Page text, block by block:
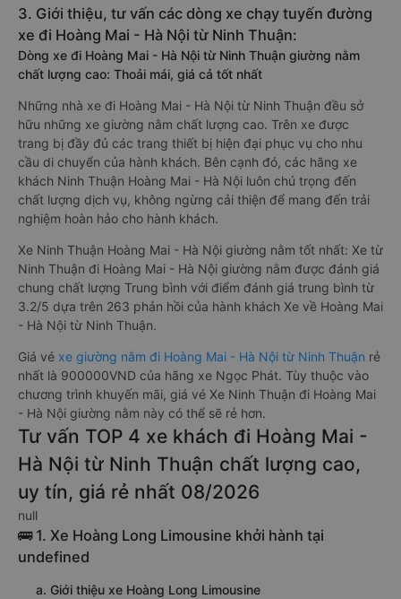
3. Giới thiệu, tư vấn các dòng xe chạy tuyến đường
xe đi Hoàng Mai - Hà Nội từ Ninh Thuận:
Dòng xe đi Hoàng Mai - Hà Nội từ Ninh Thuận giường nằm
chất lượng cao: Thoải mái, giá cả tốt nhất
Những nhà xe đi Hoàng Mai - Hà Nội từ Ninh Thuận đều sở
hữu những xe giường nằm chất lượng cao. Trên xe được
trang bị đầy đủ các trang thiết bị hiện đại phục vụ cho nhu
cầu di chuyển của hành khách. Bên cạnh đó, các hãng xe
khách Ninh Thuận Hoàng Mai - Hà Nội luôn chú trọng đến
chất lượng dịch vụ, không ngừng cải thiện để mang đến trải
nghiệm hoàn hảo cho hành khách.
Xe Ninh Thuận Hoàng Mai - Hà Nội giường nằm tốt nhất: Xe từ
Ninh Thuận đi Hoàng Mai - Hà Nội giường nằm được đánh giá
chung chất lượng Trung bình với điểm đánh giá trung bình từ
3.2/5 dựa trên 263 phản hồi của hành khách Xe về Hoàng Mai
- Hà Nội từ Ninh Thuận.
Giá vé xe giường nằm đi Hoàng Mai - Hà Nội từ Ninh Thuận rẻ
nhất là 900000VND của hãng xe Ngọc Phát. Tùy thuộc vào
chương trình khuyến mãi, giá vé Xe Ninh Thuận đi Hoàng Mai
- Hà Nội giường nằm này có thể sẽ rẻ hơn.
Tư vấn TOP 4 xe khách đi Hoàng Mai -
Hà Nội từ Ninh Thuận chất lượng cao,
uy tín, giá rẻ nhất 08/2026
null
🚌 1. Xe Hoàng Long Limousine khởi hành tại
undefined
a. Giới thiệu xe Hoàng Long Limousine